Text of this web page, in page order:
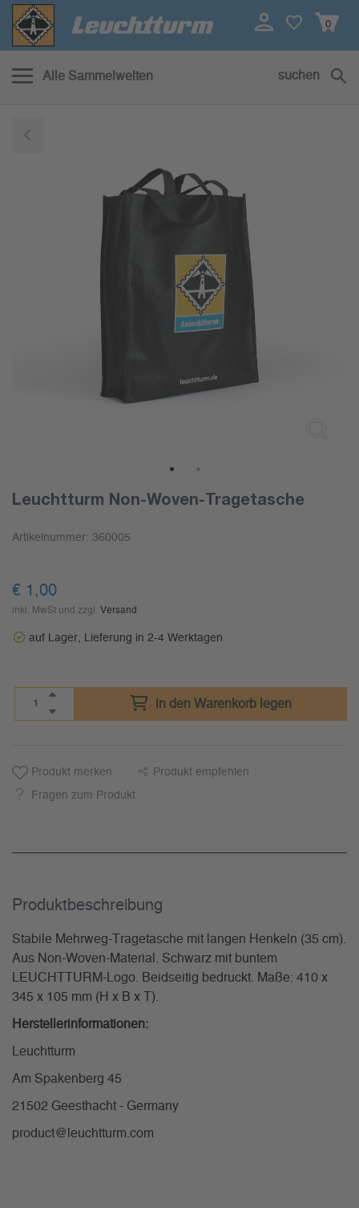
0
Alle Sammelwelten suchen
Leuchtturm Non-Woven-Tragetasche
Artikelnummer: 360005
€ 1,00
inkl. MwSt und zzgl. Versand
auf Lager, Lieferung in 2-4 Werktagen
in den Warenkorb legen
Produkt merken Produkt empfehlen
Fragen zum Produkt
Produkt­beschreibung
Stabile Mehrweg-Tragetasche mit langen Henkeln (35 cm).
Aus Non-Woven-Material. Schwarz mit buntem
LEUCHTTURM-Logo. Beidseitig bedruckt. Maße: 410 x
345 x 105 mm (H x B x T).
Herstellerinformationen:
Leuchtturm
Am Spakenberg 45
21502 Geesthacht - Germany
product@leuchtturm.com